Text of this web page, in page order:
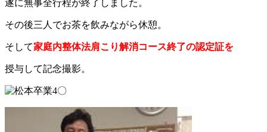
遂に無事全行程が終了しました。
その後三人でお茶を飲みながら休憩。
そして家庭内整体法肩こり解消コース終了の認定証を
授与して記念撮影。